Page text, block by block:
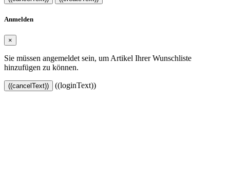
Anmelden
×
Sie müssen angemeldet sein, um Artikel Ihrer Wunschliste
hinzufügen zu können.
((cancelText)) ((loginText))